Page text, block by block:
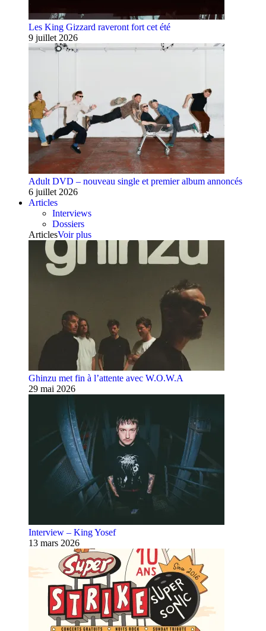
Les King Gizzard raveront fort cet été
9 juillet 2026
Adult DVD – nouveau single et premier album annoncés
6 juillet 2026
Articles
Interviews
Dossiers
ArticlesVoir plus
Ghinzu met fin à l’attente avec W.O.W.A
29 mai 2026
Interview – King Yosef
13 mars 2026